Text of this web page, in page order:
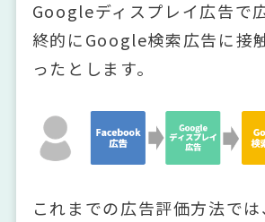
Googleディスプレイ広告で
終的にGoogle検索広告に接
ったとします。
これまでの広告評価方法では